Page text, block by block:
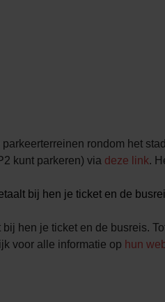
rondom het
kunt parkeren) via deze link.
bij hen je ticket en de
hen je ticket en de busreis.
voor alle informatie op hun